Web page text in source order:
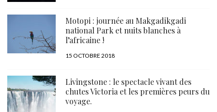
Motopi : journée au Makgadikgadi
national Park et nuits blanches à
l’africaine !
PUBLIÉ
15 OCTOBRE 2018
Livingstone : le spectacle vivant des
chutes Victoria et les premières peurs du
voyage.